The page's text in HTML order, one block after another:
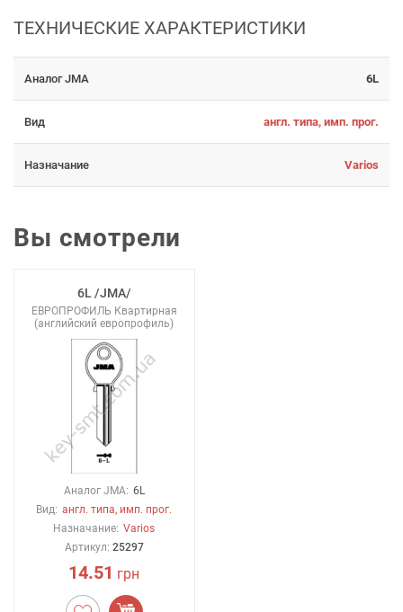
ТЕХНИЧЕСКИЕ ХАРАКТЕРИСТИКИ
Аналог JMA 6L
Вид англ. типа, имп. прог.
Назначание Varios
Вы смотрели
6L /JMA/
ЕВРОПРОФИЛЬ Квартирная
(английский европрофиль)
Аналог JMA: 6L
Вид: англ. типа, имп. прог.
Назначание: Varios
Артикул: 25297
14.51 грн